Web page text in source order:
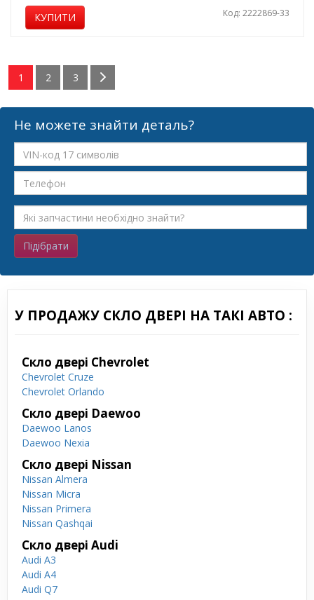
КУПИТИ Код: 2222869-33
1 2 3
Не можете знайти деталь?
Підібрати
У ПРОДАЖУ СКЛО ДВЕРІ НА ТАКІ АВТО :
Скло двері Chevrolet
Chevrolet Cruze
Chevrolet Orlando
Скло двері Daewoo
Daewoo Lanos
Daewoo Nexia
Скло двері Nissan
Nissan Almera
Nissan Micra
Nissan Primera
Nissan Qashqai
Скло двері Audi
Audi A3
Audi A4
Audi Q7